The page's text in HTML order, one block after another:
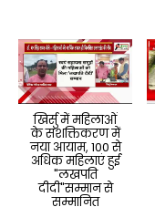
खिर्सु में महिलाओं
के सशक्तिकरण में
नया आयाम, 100 से
अधिक महिलाएं हुई
"लखपति
दीदी"सम्मान से
सम्मानित